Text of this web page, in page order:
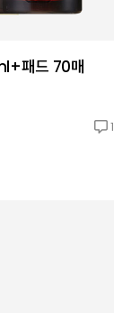
패드 70매
1